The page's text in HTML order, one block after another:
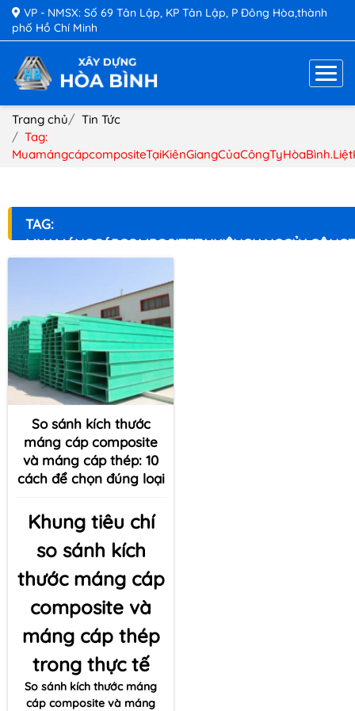
VP - NMSX: Số 69 Tân Lập, KP Tân Lập, P Đông Hòa,thành
phố Hồ Chí Minh
Trang chủ
Tin Tức
Tag:
TAG:
So sánh kích thước
máng cáp composite
và máng cáp thép: 10
cách để chọn đúng loại
Khung tiêu chí
so sánh kích
thước máng cáp
composite và
máng cáp thép
trong thực tế
So sánh kích thước máng
cáp composite và máng